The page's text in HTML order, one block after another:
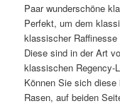
Paar wunderschöne
Perfekt, um dem
klassischer
Diese sind in der Art
klassischen Regency-
Können Sie sich
Rasen, auf beiden